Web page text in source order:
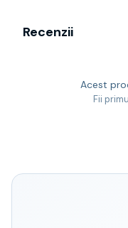
Recenzii
Acest
Fii